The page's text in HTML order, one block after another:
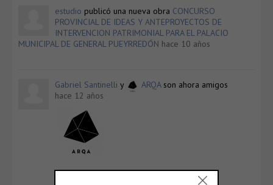
estudio publicó una nueva obra CONCURSO
PROVINCIAL DE IDEAS Y ANTEPROYECTOS DE
INTERVENCION PATRIMONIAL PARA EL PALACIO
MUNICIPAL DE GENERAL PUEYRREDÓN hace 10 años
Gabriel Santinelli y ARQAson ahora amigos
hace 12 años
ARQA